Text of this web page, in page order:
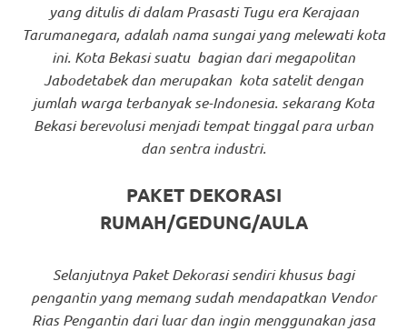
yang ditulis di dalam Prasasti Tugu era Kerajaan
Tarumanegara, adalah nama sungai yang melewati kota
ini. Kota Bekasi suatu bagian dari megapolitan
Jabodetabek dan merupakan kota satelit dengan
jumlah warga terbanyak se-Indonesia. sekarang Kota
Bekasi berevolusi menjadi tempat tinggal para urban
dan sentra industri.
PAKET DEKORASI
RUMAH/GEDUNG/AULA
Selanjutnya Paket Dekorasi sendiri khusus bagi
pengantin yang memang sudah mendapatkan Vendor
Rias Pengantin dari luar dan ingin menggunakan jasa